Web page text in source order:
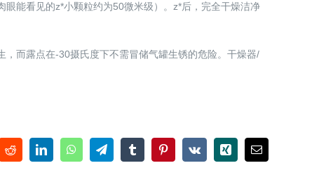
能看见的z*小颗粒约为50微米级）。z*后，完全干燥洁净
而露点在-30摄氏度下不需冒储气罐生锈的危险。干燥器/
RedditLinkedInWhatsAppTelegramTumblrPinterest
Vk Xing
电
邮